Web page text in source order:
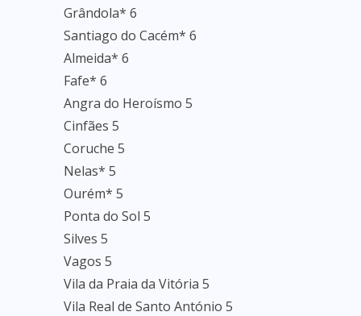
Grândola* 6
Santiago do Cacém* 6
Almeida* 6
Fafe* 6
Angra do Heroísmo 5
Cinfães 5
Coruche 5
Nelas* 5
Ourém* 5
Ponta do Sol 5
Silves 5
Vagos 5
Vila da Praia da Vitória 5
Vila Real de Santo António 5